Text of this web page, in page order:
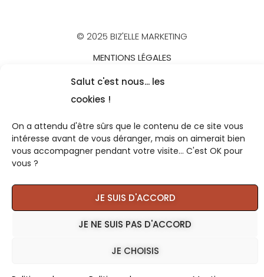
Salut c'est nous... les
cookies !
On a attendu d'être sûrs que le contenu de ce site vous
intéresse avant de vous déranger, mais on aimerait bien
vous accompagner pendant votre visite... C'est OK pour
vous ?
JE SUIS D'ACCORD
JE NE SUIS PAS D'ACCORD
JE CHOISIS
© 2025 BIZ'ELLE MARKETING
MENTIONS LÉGALES
POLITIQUE DE CONFIDENTIALITÉ